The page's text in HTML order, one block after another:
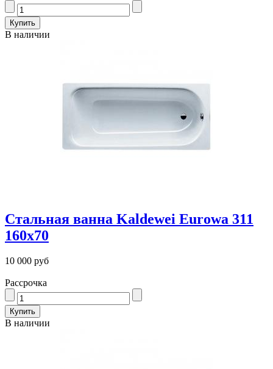
В наличии
Стальная ванна Kaldewei Eurowa 311
160x70
10 000 руб
Рассрочка
В наличии